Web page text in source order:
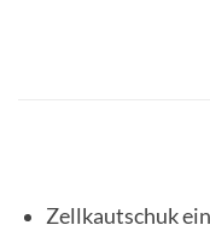
Zellkautschuk